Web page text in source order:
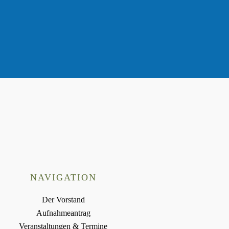
NAVIGATION
Der Vorstand
Aufnahmeantrag
Veranstaltungen & Termine